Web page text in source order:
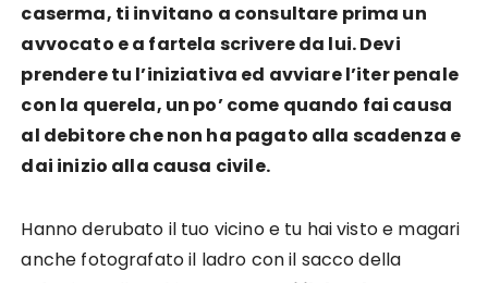
caserma, ti invitano a consultare prima un
avvocato e a fartela scrivere da lui. Devi
prendere tu l’iniziativa ed avviare l’iter penale
con la querela, un po’ come quando fai causa
al debitore che non ha pagato alla scadenza e
dai inizio alla causa civile.
Hanno derubato il tuo vicino e tu hai visto e magari
anche fotografato il ladro con il sacco della